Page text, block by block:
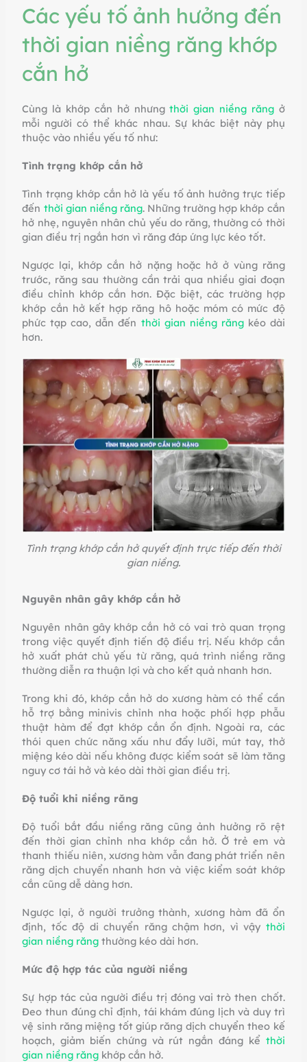
Các yếu tố ảnh hưởng đến
thời gian niềng răng khớp
cắn hở
Cùng là khớp cắn hở nhưngthời gian niềng răngở
mỗi người có thể khác nhau. Sự khác biệt này phụ
thuộc vào nhiều yếu tố như:
Tình trạng khớp cắn hở
Tình trạng khớp cắn hở là yếu tố ảnh hưởng trực tiếp
đến thời gian niềng răng. Những trường hợp khớp cắn
hở nhẹ, nguyên nhân chủ yếu do răng, thường có thời
gian điều trị ngắn hơn vì răng đáp ứng lực kéo tốt.
Ngược lại, khớp cắn hở nặng hoặc hở ở vùng răng
trước, răng sau thường cần trải qua nhiều giai đoạn
điều chỉnh khớp cắn hơn. Đặc biệt, các trường hợp
khớp cắn hở kết hợp răng hô hoặc móm có mức độ
phức tạp cao, dẫn đến thời gian niềng răngkéo dài
hơn.
Tình trạng khớp cắn hở quyết định trực tiếp đến thời
gian niềng.
Nguyên nhân gây khớp cắn hở
Nguyên nhân gây khớp cắn hở có vai trò quan trọng
trong việc quyết định tiến độ điều trị. Nếu khớp cắn
hở xuất phát chủ yếu từ răng, quá trình niềng răng
thường diễn ra thuận lợi và cho kết quả nhanh hơn.
Trong khi đó, khớp cắn hở do xương hàm có thể cần
hỗ trợ bằng minivis chỉnh nha hoặc phối hợp phẫu
thuật hàm để đạt khớp cắn ổn định. Ngoài ra, các
thói quen chức năng xấu như đẩy lưỡi, mút tay, thở
miệng kéo dài nếu không được kiểm soát sẽ làm tăng
nguy cơ tái hở và kéo dài thời gian điều trị.
Độ tuổi khi niềng răng
Độ tuổi bắt đầu niềng răng cũng ảnh hưởng rõ rệt
đến thời gian chỉnh nha khớp cắn hở. Ở trẻ em và
thanh thiếu niên, xương hàm vẫn đang phát triển nên
răng dịch chuyển nhanh hơn và việc kiểm soát khớp
cắn cũng dễ dàng hơn.
Ngược lại, ở người trưởng thành, xương hàm đã ổn
định, tốc độ di chuyển răng chậm hơn, vì vậy thời
gian niềng răng thường kéo dài hơn.
Mức độ hợp tác của người niềng
Sự hợp tác của người điều trị đóng vai trò then chốt.
Đeo thun đúng chỉ định, tái khám đúng lịch và duy trì
vệ sinh răng miệng tốt giúp răng dịch chuyển theo kế
hoạch, giảm biến chứng và rút ngắn đáng kể thời
gian niềng răng khớp cắn hở.